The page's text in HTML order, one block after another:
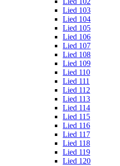
Lied 103
Lied 104
Lied 105
Lied 106
Lied 107
Lied 108
Lied 109
Lied 110
Lied 111
Lied 112
Lied 113
Lied 114
Lied 115
Lied 116
Lied 117
Lied 118
Lied 119
Lied 120